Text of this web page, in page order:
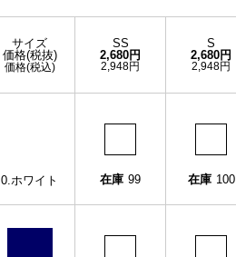
サイズ
価格(税抜)
価格(税込)
SS
2,680円
2,948円
S
2,680円
2,948円
0.ホワイト 在庫 99 在庫 100